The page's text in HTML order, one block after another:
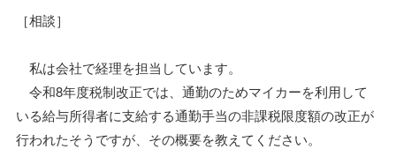
［相談］
私は会社で経理を担当しています。
令和8年度税制改正では、通勤のためマイカーを利用して
いる給与所得者に支給する通勤手当の非課税限度額の改正が
行われたそうですが、その概要を教えてください。